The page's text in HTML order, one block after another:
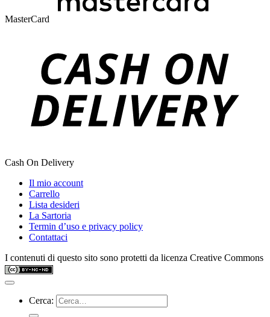
MasterCard
Cash On Delivery
Il mio account
Carrello
Lista desideri
La Sartoria
Termin d’uso e privacy policy
Contattaci
I contenuti di questo sito sono protetti da licenza Creative Commons
Cerca: